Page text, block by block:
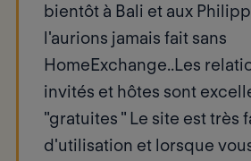
bientôt à Bali et aux
l'aurions jamais fait sans
HomeExchange..Les
invités et hôtes sont
"gratuites " Le site est très
d'utilisation et lorsque